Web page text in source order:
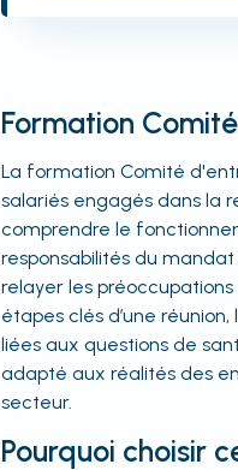
Formation
La formation Comité
salariés engagés dans la
comprendre le
responsabilités du
relayer les
étapes clés d’une
liées aux questions de
adapté aux réalités des
secteur.
Pourquoi choisir